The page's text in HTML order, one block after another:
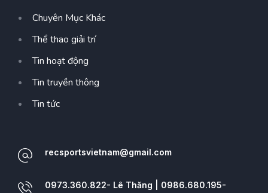
Chuyên Mục Khác
Thể thao giải trí
Tin hoạt động
Tin truyền thông
Tin tức
recsportsvietnam@gmail.com
0973.360.822- Lê Thăng | 0986.680.195-